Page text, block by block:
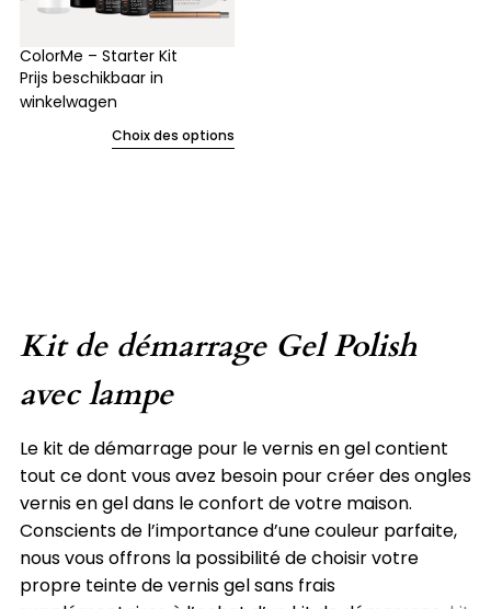
ColorMe – Starter Kit
Prijs beschikbaar in
winkelwagen
Choix des options
Kit de démarrage Gel Polish
avec lampe
Le kit de démarrage pour le vernis en gel contient
tout ce dont vous avez besoin pour créer des ongles
vernis en gel dans le confort de votre maison.
Conscients de l’importance d’une couleur parfaite,
nous vous offrons la possibilité de choisir votre
propre teinte de vernis gel sans frais